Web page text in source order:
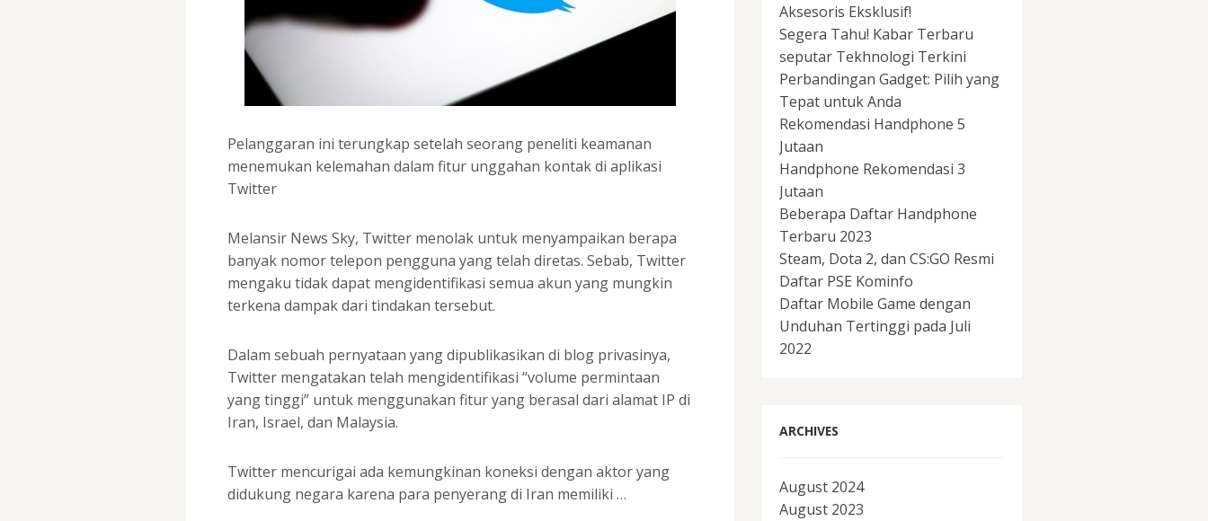
Pelanggaran ini terungkap setelah seorang peneliti keamanan
menemukan kelemahan dalam fitur unggahan kontak di aplikasi
Twitter
Melansir News Sky, Twitter menolak untuk menyampaikan berapa
banyak nomor telepon pengguna yang telah diretas. Sebab, Twitter
mengaku tidak dapat mengidentifikasi semua akun yang mungkin
terkena dampak dari tindakan tersebut.
Dalam sebuah pernyataan yang dipublikasikan di blog privasinya,
Twitter mengatakan telah mengidentifikasi “volume permintaan
yang tinggi” untuk menggunakan fitur yang berasal dari alamat IP di
Iran, Israel, dan Malaysia.
Twitter mencurigai ada kemungkinan koneksi dengan aktor yang
didukung negara karena para penyerang di Iran memiliki …
Aksesoris Eksklusif!
Segera Tahu! Kabar Terbaru
seputar Tekhnologi Terkini
Perbandingan Gadget: Pilih yang
Tepat untuk Anda
Rekomendasi Handphone 5
Jutaan
Handphone Rekomendasi 3
Jutaan
Beberapa Daftar Handphone
Terbaru 2023
Steam, Dota 2, dan CS:GO Resmi
Daftar PSE Kominfo
Daftar Mobile Game dengan
Unduhan Tertinggi pada Juli
2022
ARCHIVES
August 2024
August 2023